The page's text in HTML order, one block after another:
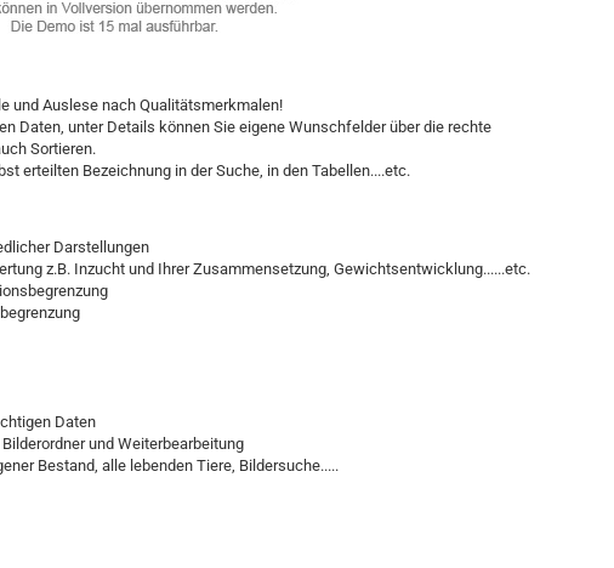
und Auslese nach Qualitätsmerkmalen!
Daten, unter Details können Sie eigene Wunschfelder über die rechte
Sortieren.
erteilten Bezeichnung in der Suche, in den Tabellen....etc.
Darstellungen
z.B. Inzucht und Ihrer Zusammensetzung, Gewichtsentwicklung......etc.
Daten
und Weiterbearbeitung
Bestand, alle lebenden Tiere, Bildersuche.....